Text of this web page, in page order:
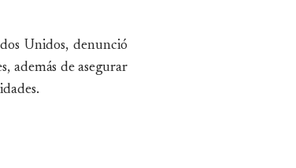
Unidos, denunció
además de asegurar